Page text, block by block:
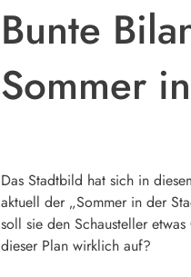
Bunte
Sommer
Das Stadtbild hat sich in
aktuell der „Sommer in der
soll sie den Schausteller
dieser Plan wirklich auf?